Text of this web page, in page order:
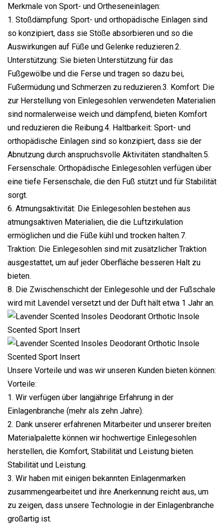
Merkmale von Sport- und Ortheseneinlagen:
1. Stoßdämpfung: Sport- und orthopädische Einlagen sind
so konzipiert, dass sie Stöße absorbieren und so die
Auswirkungen auf Füße und Gelenke reduzieren.2.
Unterstützung: Sie bieten Unterstützung für das
Fußgewölbe und die Ferse und tragen so dazu bei,
Fußermüdung und Schmerzen zu reduzieren.3. Komfort: Die
zur Herstellung von Einlegesohlen verwendeten Materialien
sind normalerweise weich und dämpfend, bieten Komfort
und reduzieren die Reibung.4. Haltbarkeit: Sport- und
orthopädische Einlagen sind so konzipiert, dass sie der
Abnutzung durch anspruchsvolle Aktivitäten standhalten.5.
Fersenschale: Orthopädische Einlegesohlen verfügen über
eine tiefe Fersenschale, die den Fuß stützt und für Stabilität
sorgt.
6. Atmungsaktivität: Die Einlegesohlen bestehen aus
atmungsaktiven Materialien, die die Luftzirkulation
ermöglichen und die Füße kühl und trocken halten.7.
Traktion: Die Einlegesohlen sind mit zusätzlicher Traktion
ausgestattet, um auf jeder Oberfläche besseren Halt zu
bieten.
8. Die Zwischenschicht der Einlegesohle und der Fußschale
wird mit Lavendel versetzt und der Duft hält etwa 1 Jahr an.
Unsere Vorteile und was wir unseren Kunden bieten können:
Vorteile:
1. Wir verfügen über langjährige Erfahrung in der
Einlagenbranche (mehr als zehn Jahre).
2. Dank unserer erfahrenen Mitarbeiter und unserer breiten
Materialpalette können wir hochwertige Einlegesohlen
herstellen, die Komfort, Stabilität und Leistung bieten.
Stabilität und Leistung.
3. Wir haben mit einigen bekannten Einlagenmarken
zusammengearbeitet und ihre Anerkennung reicht aus, um
zu zeigen, dass unsere Technologie in der Einlagenbranche
großartig ist.